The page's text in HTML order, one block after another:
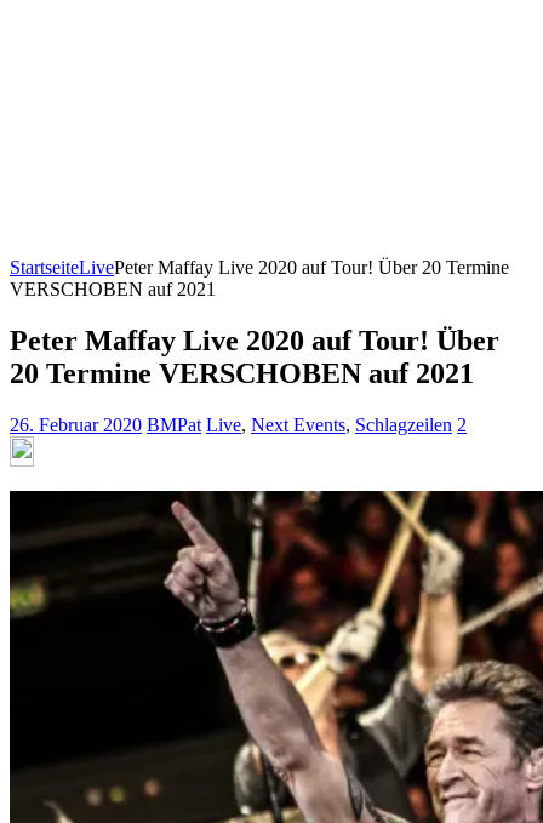
StartseiteLivePeter Maffay Live 2020 auf Tour! Über 20 Termine
VERSCHOBEN auf 2021
Peter Maffay Live 2020 auf Tour! Über
20 Termine VERSCHOBEN auf 2021
26. Februar 2020 BMPat Live, Next Events, Schlagzeilen 2